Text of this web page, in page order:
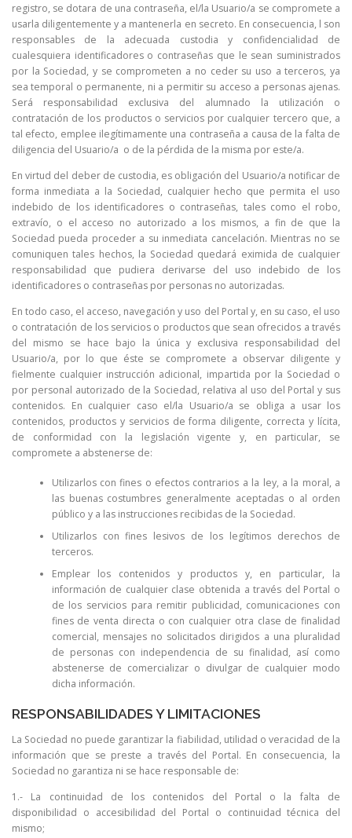
registro, se dotara de una contraseña, el/la Usuario/a se compromete a
usarla diligentemente y a mantenerla en secreto. En consecuencia, l son
responsables de la adecuada custodia y confidencialidad de
cualesquiera identificadores o contraseñas que le sean suministrados
por la Sociedad, y se comprometen a no ceder su uso a terceros, ya
sea temporal o permanente, ni a permitir su acceso a personas ajenas.
Será responsabilidad exclusiva del alumnado la utilización o
contratación de los productos o servicios por cualquier tercero que, a
tal efecto, emplee ilegítimamente una contraseña a causa de la falta de
diligencia del Usuario/a o de la pérdida de la misma por este/a.
En virtud del deber de custodia, es obligación del Usuario/a notificar de
forma inmediata a la Sociedad, cualquier hecho que permita el uso
indebido de los identificadores o contraseñas, tales como el robo,
extravío, o el acceso no autorizado a los mismos, a fin de que la
Sociedad pueda proceder a su inmediata cancelación. Mientras no se
comuniquen tales hechos, la Sociedad quedará eximida de cualquier
responsabilidad que pudiera derivarse del uso indebido de los
identificadores o contraseñas por personas no autorizadas.
En todo caso, el acceso, navegación y uso del Portal y, en su caso, el uso
o contratación de los servicios o productos que sean ofrecidos a través
del mismo se hace bajo la única y exclusiva responsabilidad del
Usuario/a, por lo que éste se compromete a observar diligente y
fielmente cualquier instrucción adicional, impartida por la Sociedad o
por personal autorizado de la Sociedad, relativa al uso del Portal y sus
contenidos. En cualquier caso el/la Usuario/a se obliga a usar los
contenidos, productos y servicios de forma diligente, correcta y lícita,
de conformidad con la legislación vigente y, en particular, se
compromete a abstenerse de:
Utilizarlos con fines o efectos contrarios a la ley, a la moral, a
las buenas costumbres generalmente aceptadas o al orden
público y a las instrucciones recibidas de la Sociedad.
Utilizarlos con fines lesivos de los legítimos derechos de
terceros.
Emplear los contenidos y productos y, en particular, la
información de cualquier clase obtenida a través del Portal o
de los servicios para remitir publicidad, comunicaciones con
fines de venta directa o con cualquier otra clase de finalidad
comercial, mensajes no solicitados dirigidos a una pluralidad
de personas con independencia de su finalidad, así como
abstenerse de comercializar o divulgar de cualquier modo
dicha información.
RESPONSABILIDADES Y LIMITACIONES
La Sociedad no puede garantizar la fiabilidad, utilidad o veracidad de la
información que se preste a través del Portal. En consecuencia, la
Sociedad no garantiza ni se hace responsable de:
1.- La continuidad de los contenidos del Portal o la falta de
disponibilidad o accesibilidad del Portal o continuidad técnica del
mismo;